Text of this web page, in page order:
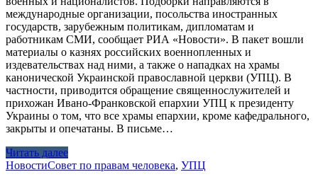
международные организации, посольства иностранных
государств, зарубежным политикам, дипломатам и
работникам СМИ, сообщает РИА «Новости». В пакет вошли
материалы о казнях российских военнопленных и
издевательствах над ними, а также о нападках на храмы
канонической Украинской православной церкви (УПЦ). В
частности, приводится обращение священнослужителей и
прихожан Ивано-Франковской епархии УПЦ к президенту
Украины о том, что все храмы епархии, кроме кафедрального,
закрыты и опечатаны. В письме…
Читать далее
НовостиСовет по правам человека, УПЦ